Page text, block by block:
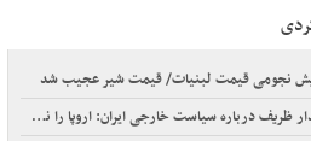
نجومی قیمت لبنیات/ قیمت شیر عجیب شد
سیاست خارجی ایران: اروپا را نمی‌توان از معادلات حذف کرد| مدیریت تنش با آمریکا پیش‌شرط گسترش روابط ایران با جهان است